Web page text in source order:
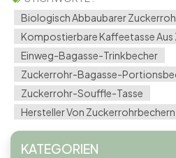
Biologisch Abbaubarer
Kompostierbare Kaffeetasse
Einweg-Bagasse-Trinkbecher
Zuckerrohr-Bagasse-
Zuckerrohr-Souffle-Tasse
Hersteller Von Zuckerrohrbechern
KATEGORIEN